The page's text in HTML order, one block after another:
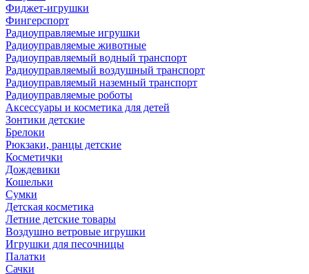
Фиджет-игрушки
Фингерспорт
Радиоуправляемые игрушки
Радиоуправляемые животные
Радиоуправляемый водный транспорт
Радиоуправляемый воздушный транспорт
Радиоуправляемый наземный транспорт
Радиоуправляемые роботы
Аксессуары и косметика для детей
Зонтики детские
Брелоки
Рюкзаки, ранцы детские
Косметички
Дождевики
Кошельки
Сумки
Детская косметика
Летние детские товары
Воздушно ветровые игрушки
Игрушки для песочницы
Палатки
Сачки